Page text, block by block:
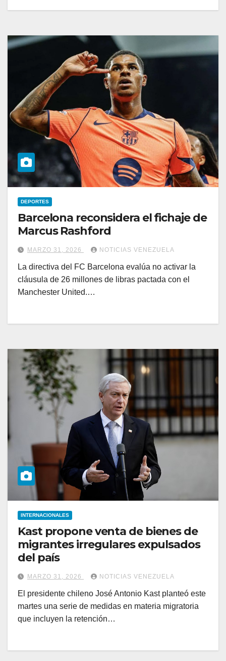
DEPORTES
Barcelona reconsidera el fichaje de
Marcus Rashford
MARZO 31, 2026 NOTICIAS VENEZUELA
La directiva del FC Barcelona evalúa no activar la
cláusula de 26 millones de libras pactada con el
Manchester United.…
INTERNACIONALES
Kast propone venta de bienes de
migrantes irregulares expulsados
del país
MARZO 31, 2026 NOTICIAS VENEZUELA
El presidente chileno José Antonio Kast planteó este
martes una serie de medidas en materia migratoria
que incluyen la retención…